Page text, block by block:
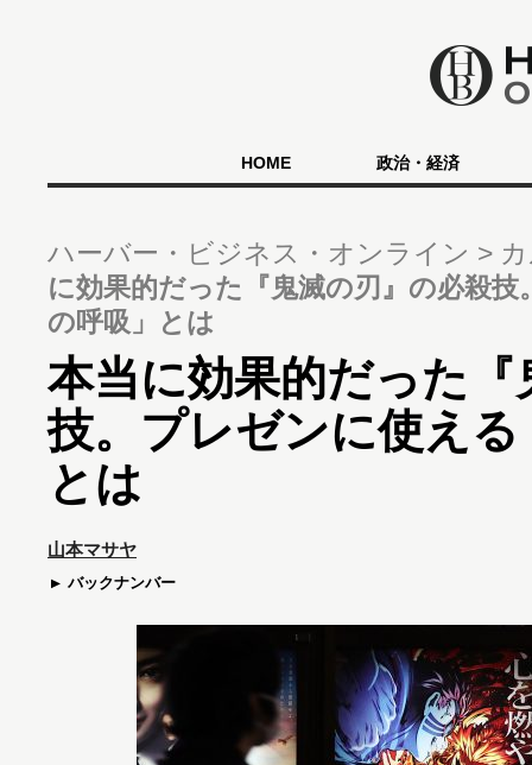
HOME 政治・経済
ハーバー・ビジネス・オンライン
に効果的だった『鬼滅の刃』の必殺
の呼吸」とは
本当に効果的だった
技。プレゼンに使え
とは
山本マサヤ
バックナンバー